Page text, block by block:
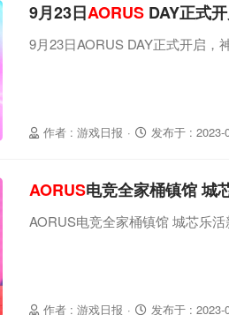
作者 : 游戏日报 · 发布于 : 2023-
9月23日AORUS DAY正式
9月23日AORUS DAY正式开启，
作者 : 游戏日报 · 发布于 : 2023-
AORUS电竞全家桶镇馆 城
AORUS电竞全家桶镇馆 城芯乐